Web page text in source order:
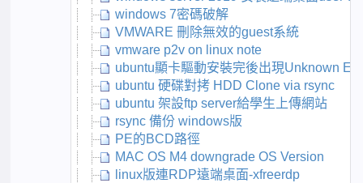
windows 7密碼破解
VMWARE 刪除無效的guest系統
vmware p2v on linux note
ubuntu顯卡驅動安裝完後出現Unknown
ubuntu 硬碟對拷 HDD Clone via rsync
ubuntu 架設ftp server給學生上傳網站
rsync 備份 windows版
PE的BCD路徑
MAC OS M4 downgrade OS Version
linux版連RDP遠端桌面-xfreerdp